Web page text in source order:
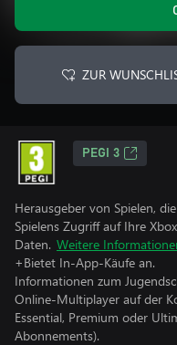
ZUR
PEGI 3
Herausgeber von Spielen,
Spielens Zugriff auf Ihre
Daten. Weitere
+Bietet In-App-Käufe an.
Informationen zum
Online-Multiplayer auf der
Essential, Premium oder
Abonnements).